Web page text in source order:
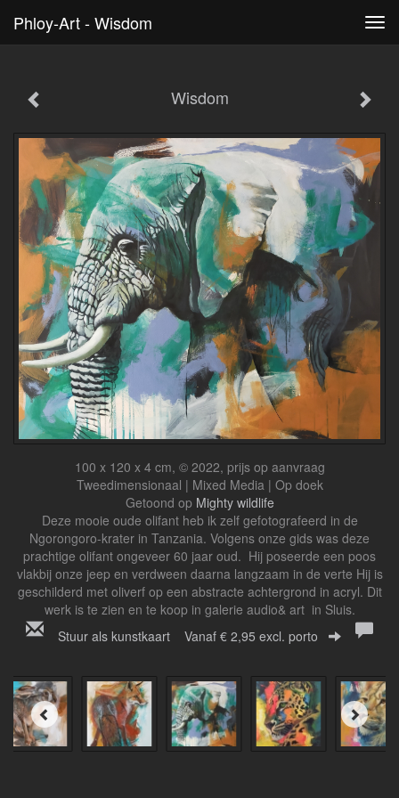
Phloy-Art - Wisdom
Wisdom
100 x 120 x 4 cm, © 2022, prijs op aanvraag
Tweedimensionaal | Mixed Media | Op doek
Getoond op Mighty wildlife
Deze mooie oude olifant heb ik zelf gefotografeerd in de
Ngorongoro-krater in Tanzania. Volgens onze gids was deze
prachtige olifant ongeveer 60 jaar oud. Hij poseerde een poos
vlakbij onze jeep en verdween daarna langzaam in de verte Hij is
geschilderd met oliverf op een abstracte achtergrond in acryl. Dit
werk is te zien en te koop in galerie audio& art in Sluis.
Stuur als kunstkaart Vanaf € 2,95 excl. porto